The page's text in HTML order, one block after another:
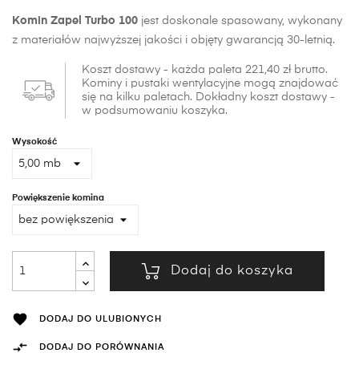
Komin Zapel Turbo 100 jest doskonale spasowany, wykonany
z materiałów najwyższej jakości i objęty gwarancją 30-letnią.
Koszt dostawy - każda paleta 221,40 zł brutto.
Kominy i pustaki wentylacyjne mogą znajdować
się na kilku paletach. Dokładny koszt dostawy -
w podsumowaniu koszyka.
Wysokość
Powiększenie komina
Dodaj do koszyka
 DODAJ DO ULUBIONYCH
 DODAJ DO PORÓWNANIA